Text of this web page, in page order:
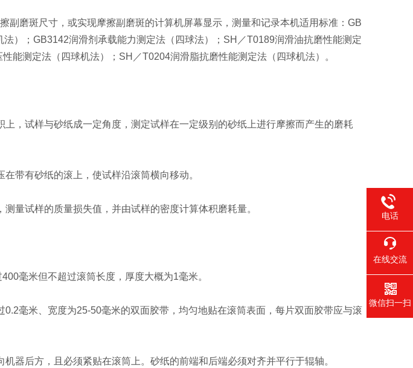
磨斑尺寸，或实现摩擦副磨斑的计算机屏幕显示，测量和记录本机适用标准：GB
）；GB3142润滑剂承载能力测定法（四球法）；SH／T0189润滑油抗磨性能测定
能测定法（四球机法）；SH／T0204润滑脂抗磨性能测定法（四球机法）。
试样与砂纸成一定角度，测定试样在一定级别的砂纸上进行摩擦而产生的磨耗
有砂纸的滚上，使试样沿滚筒横向移动。
试样的质量损失值，并由试样的密度计算体积磨耗量。
毫米但不超过滚筒长度，厚度大概为1毫米。
毫米、宽度为25-50毫米的双面胶带，均匀地贴在滚筒表面，每片双面胶带应与滚
后方，且必须紧贴在滚筒上。砂纸的前端和后端必须对齐并平行于辊轴。
电话
在线交流
微信扫一扫